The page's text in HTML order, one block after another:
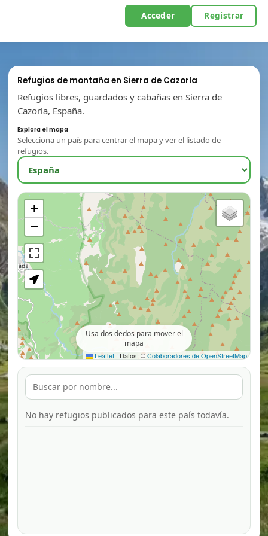
Acceder Registrar
Refugios de montaña en Sierra de Cazorla
Refugios libres, guardados y cabañas en Sierra de
Cazorla, España.
Explora el mapa
Selecciona un país para centrar el mapa y ver el listado de
refugios.
+
−
Leaflet | Datos: ©Colaboradores de OpenStreetMap
Usa dos dedos para mover el
mapa
No hay refugios publicados para este país todavía.